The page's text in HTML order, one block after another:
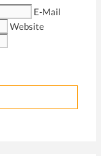
E-Mail
Website